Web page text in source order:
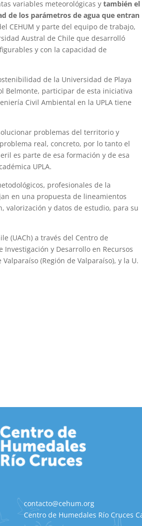
variables meteorológicas ytambién el
de los parámetros de agua que entran
CEHUM y parte del equipo de trabajo,
Austral de Chile que desarrolló
y con la capacidad de
de la Universidad de Playa
Belmonte, participar de esta iniciativa
Civil Ambiental en la UPLA tiene
problemas del territorio y
real, concreto, por lo tanto el
es parte de esa formación y de esa
UPLA.
profesionales de la
en una propuesta de lineamientos
valorización y datos de estudio, para su
(UACh) a través del Centro de
y Desarrollo en Recursos
(Región de Valparaíso), y la U.
contacto@cehum.org
Centro de Humedales Río Cruces